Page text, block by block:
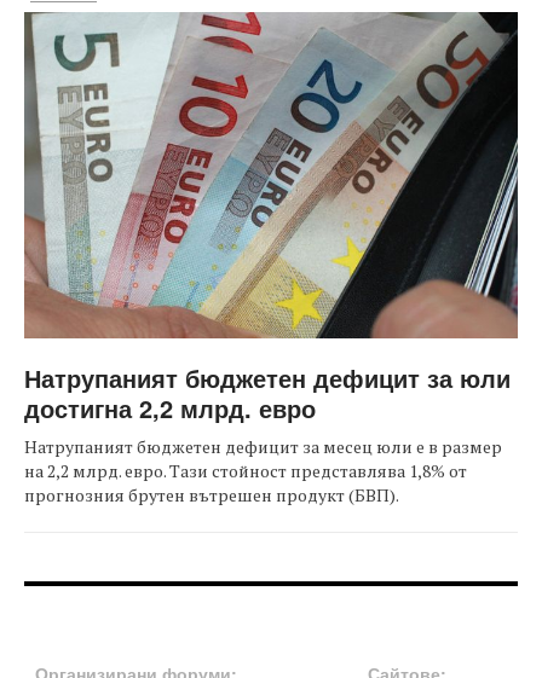
Натрупаният бюджетен дефицит за юли
достигна 2,2 млрд. евро
Натрупаният бюджетен дефицит за месец юли е в размер
на 2,2 млрд. евро. Тази стойност представлява 1,8% от
прогнозния брутен вътрешен продукт (БВП).
Организирани форуми: Сайтове: